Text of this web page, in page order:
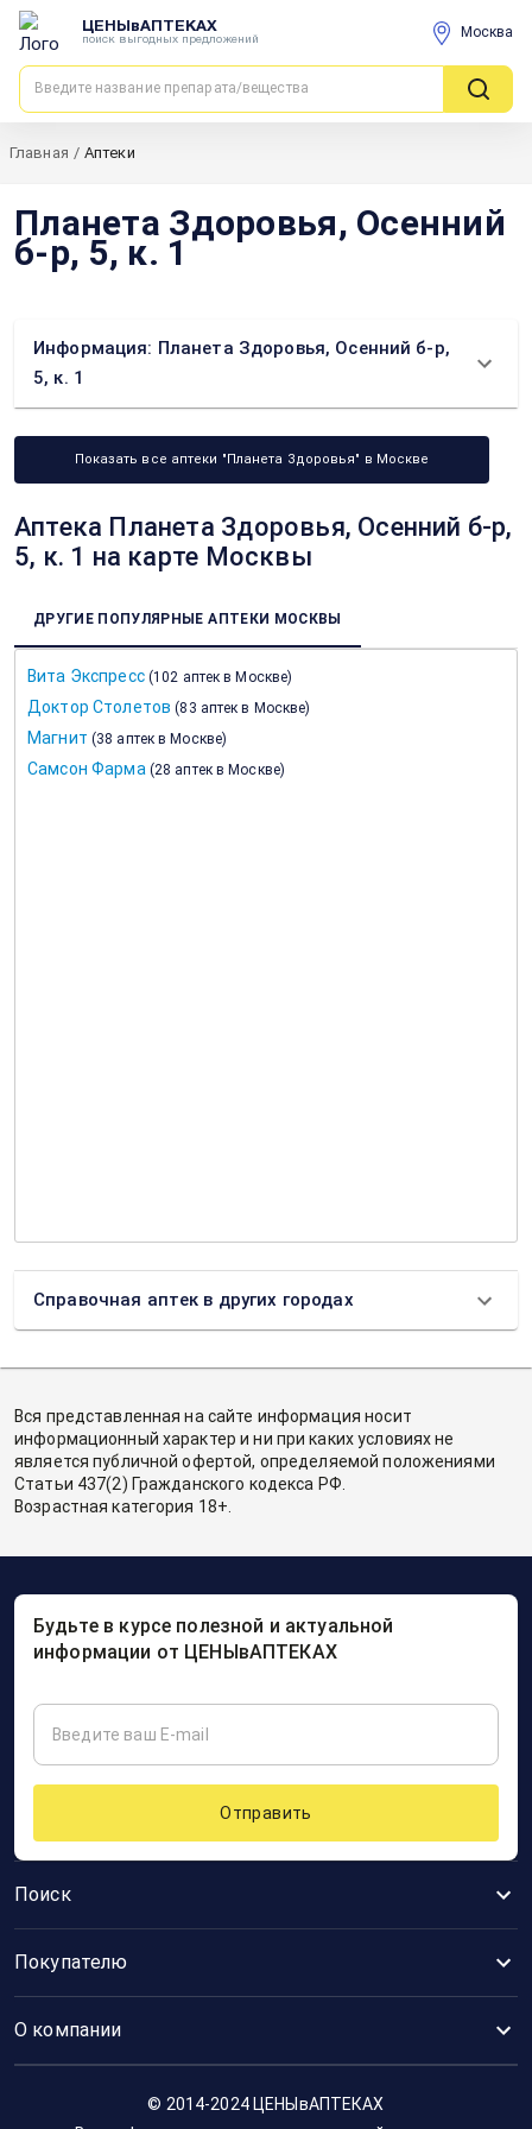
ЦЕНЫвАПТЕКАХ
поиск выгодных предложений Москва
Главная / Аптеки
Планета Здоровья, Осенний
б-р, 5, к. 1
Информация: Планета Здоровья, Осенний б-р,
5, к. 1
Показать все аптеки "Планета Здоровья" в Москве
Аптека Планета Здоровья, Осенний б-р,
5, к. 1 на карте Москвы
ДРУГИЕ ПОПУЛЯРНЫЕ АПТЕКИ МОСКВЫ
Вита Экспресс (102 аптек в Москве)
Доктор Столетов (83 аптек в Москве)
Магнит (38 аптек в Москве)
Самсон Фарма (28 аптек в Москве)
Справочная аптек в других городах
Вся представленная на сайте информация носит
информационный характер и ни при каких условиях не
является публичной офертой, определяемой положениями
Статьи 437(2) Гражданского кодекса РФ.
Возрастная категория 18+.
Поиск
Покупателю
О компании
Будьте в курсе полезной и актуальной
информации от ЦЕНЫвАПТЕКАХ
Отправить
© 2014-2024 ЦЕНЫвАПТЕКАХ